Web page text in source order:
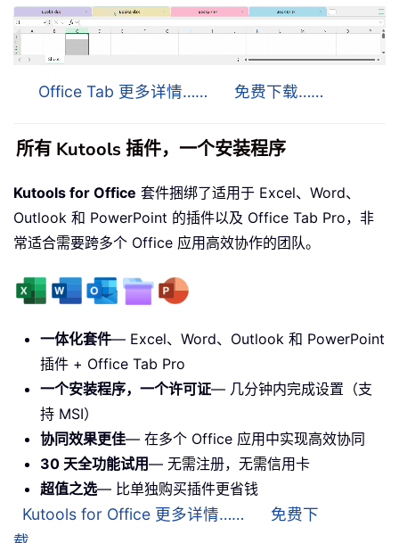
Office Tab 更多详情…… 免费下载……
所有 Kutools 插件，一个安装程序
Kutools for Office 套件捆绑了适用于 Excel、Word、
Outlook 和 PowerPoint 的插件以及 Office Tab Pro，非
常适合需要跨多个 Office 应用高效协作的团队。
一体化套件— Excel、Word、Outlook 和 PowerPoint
插件 + Office Tab Pro
一个安装程序，一个许可证— 几分钟内完成设置（支
持 MSI）
协同效果更佳— 在多个 Office 应用中实现高效协同
30 天全功能试用— 无需注册，无需信用卡
超值之选— 比单独购买插件更省钱
Kutools for Office 更多详情……
免费下